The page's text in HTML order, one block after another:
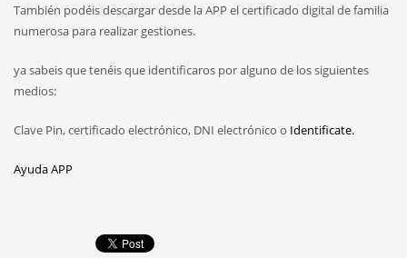
También podéis descargar desde la APP el certificado digital de familia
numerosa para realizar gestiones.
ya sabeis que tenéis que identificaros por alguno de los siguientes
medios:
Clave Pin, certificado electrónico, DNI electrónico o Identificate.
Ayuda APP